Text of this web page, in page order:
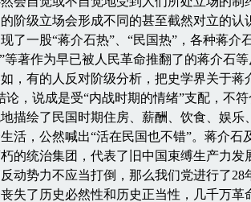
阶级立场会形成不同的甚至截然对立的认
了一股“蒋介石热”、“民国热”，各种蒋介
等著作为早已被人民革命推翻了的蒋介石
，有的人反对阶级分析，把史学界关于蒋
论，说成是受“内战时期的情绪”支配，不
描绘了民国时期住房、薪酬、饮食、娱乐
活，公然喊出“活在民国也不错”。蒋介石
的统治集团，代表了旧中国束缚生产力发
动势力不应当打倒，那么我们党进行了28
失了历史必然性和历史正当性，几千万革